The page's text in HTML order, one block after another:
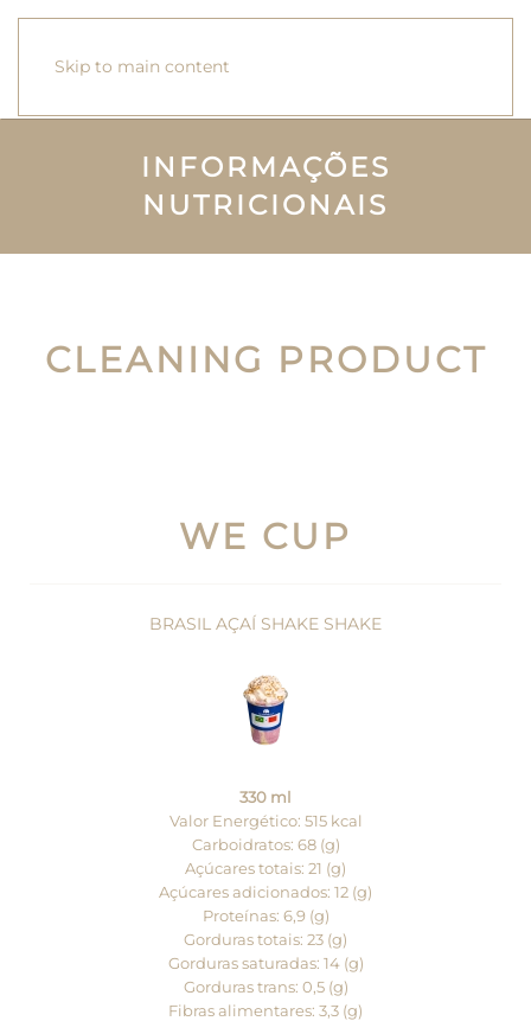
Skip to main content
INFORMAÇÕES
NUTRICIONAIS
CLEANING PRODUCT
WE CUP
BRASIL AÇAÍ SHAKE SHAKE
330 ml
Valor Energético: 515 kcal
Carboidratos: 68 (g)
Açúcares totais: 21 (g)
Açúcares adicionados: 12 (g)
Proteínas: 6,9 (g)
Gorduras totais: 23 (g)
Gorduras saturadas: 14 (g)
Gorduras trans: 0,5 (g)
Fibras alimentares: 3,3 (g)